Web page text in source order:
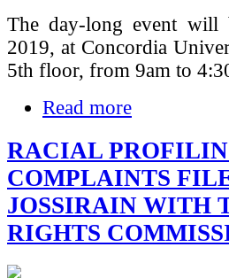
The day-long event will
2019, at Concordia
5th floor, from 9am to
Read more
RACIAL
COMPLAINTS
JOSSIRAIN WITH
RIGHTS